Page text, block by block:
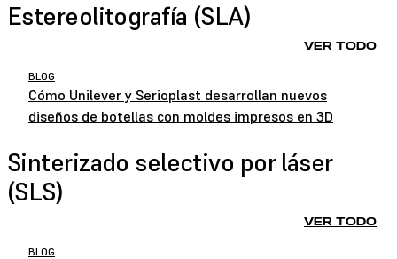
Estereolitografía (SLA)
VER TODO
BLOG
Cómo Unilever y Serioplast desarrollan nuevos
diseños de botellas con moldes impresos en 3D
Sinterizado selectivo por láser
(SLS)
VER TODO
BLOG